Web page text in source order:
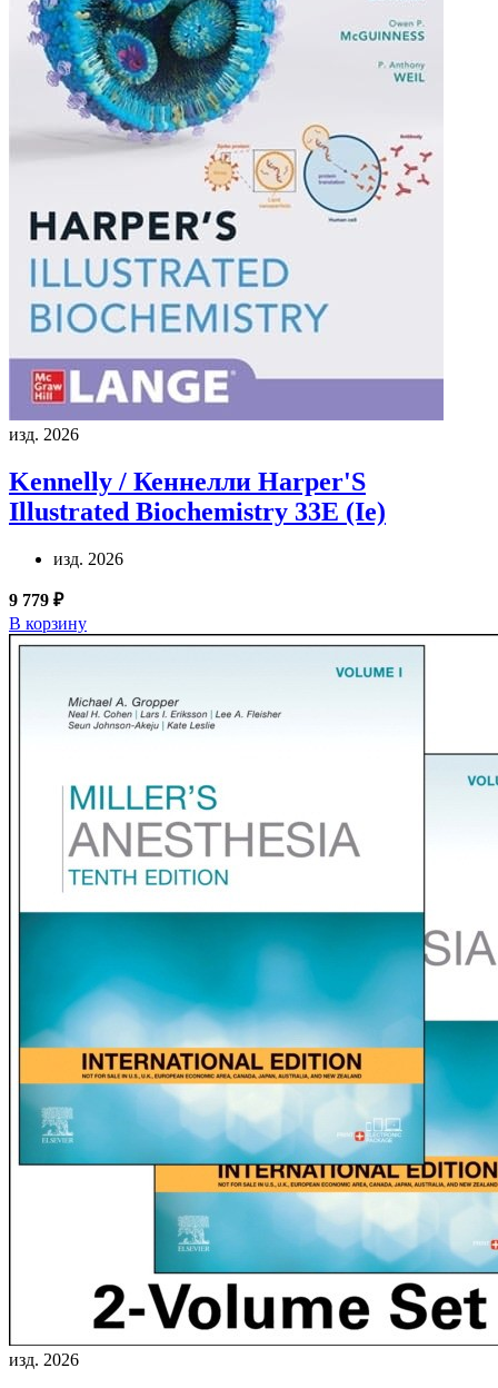
изд. 2026
Kennelly / Кеннелли Harper'S
Illustrated Biochemistry 33E (Ie)
изд. 2026
9 779 ₽
В корзину
изд. 2026